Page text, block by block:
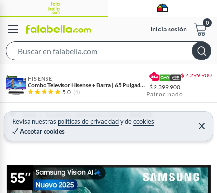
Inicia sesión
h
B
HISENSE
Combo Televisor Hisense + Barra | 65 Pulgadas | Hi-QLED 4K | 65Q6QV | Barra de Sonido HS1000
5.0 (4)
$2.299.900
$ 2.399.900
Patrocinado
Revisa nuestras políticas de privacidadydecookies
Aceptar cookies
C
e
r
Home Tecnología - Televisores y Video Smart TV